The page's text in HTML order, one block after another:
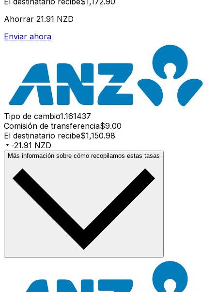
Ahorrar 21.91 NZD
Enviar ahora
Tipo de cambio1.161437
Comisión de transferencia$9.00
El destinatario recibe$1,150.98
-21.91 NZD
Más información sobre cómo recopilamos estas tasas